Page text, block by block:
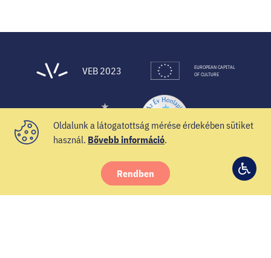
© 2021 Veszprém-Balaton 2023
VEB 2023
EUROPEAN CAPITAL
OF CULTURE
InstagramYouTubeSpotify
Oldalunk a látogatottság mérése érdekében sütiket
használ. Bővebb információ.
Rendben